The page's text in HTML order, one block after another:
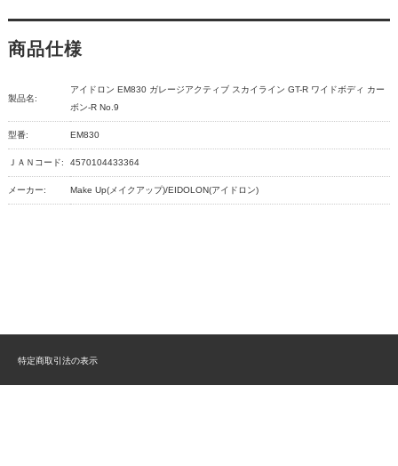
商品仕様
製品名:
アイドロン EM830 ガレージアクティブ スカイライン GT-R ワイドボディ カー
ボン-R No.9
型番: EM830
ＪＡＮコード: 4570104433364
メーカー: Make Up(メイクアップ)/EIDOLON(アイドロン)
特定商取引法の表示